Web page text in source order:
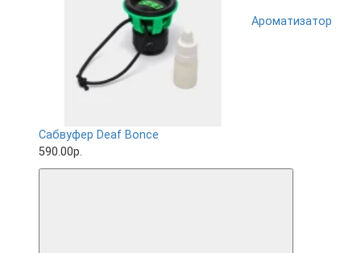
Ароматизатор
Сабвуфер Deaf Bonce
590.00р.